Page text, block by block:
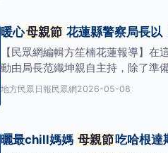
暖心母親節 花蓮縣警察局長
【民眾網編輯方笙楠花蓮報導】
動由局長范織坤親自主持，除了準
在繁
地方民眾日報民眾網2026-05-08
曬最chill媽媽 母親節吃哈根達